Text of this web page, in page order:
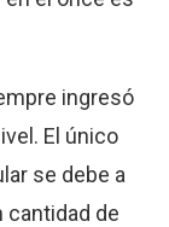
ingresó
El único
se debe a
cantidad de